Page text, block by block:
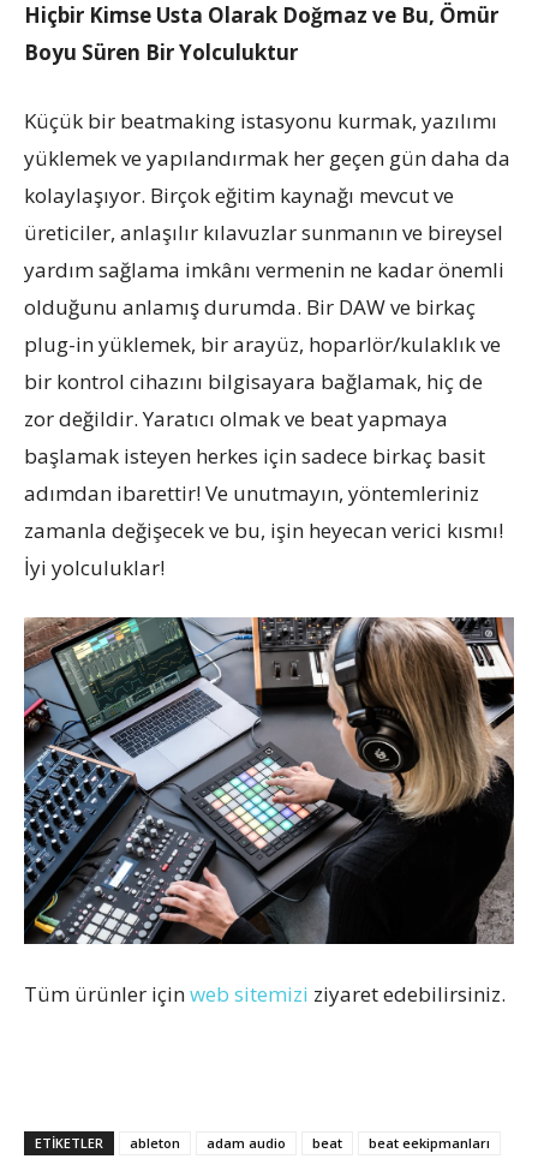
Hiçbir Kimse Usta Olarak Doğmaz ve Bu, Ömür
Boyu Süren Bir Yolculuktur
Küçük bir beatmaking istasyonu kurmak, yazılımı
yüklemek ve yapılandırmak her geçen gün daha da
kolaylaşıyor. Birçok eğitim kaynağı mevcut ve
üreticiler, anlaşılır kılavuzlar sunmanın ve bireysel
yardım sağlama imkânı vermenin ne kadar önemli
olduğunu anlamış durumda. Bir DAW ve birkaç
plug-in yüklemek, bir arayüz, hoparlör/kulaklık ve
bir kontrol cihazını bilgisayara bağlamak, hiç de
zor değildir. Yaratıcı olmak ve beat yapmaya
başlamak isteyen herkes için sadece birkaç basit
adımdan ibarettir! Ve unutmayın, yöntemleriniz
zamanla değişecek ve bu, işin heyecan verici kısmı!
İyi yolculuklar!
Tüm ürünler içinweb sitemizi ziyaret edebilirsiniz.
ETİKETLER ableton adam audio beat beat eekipmanları